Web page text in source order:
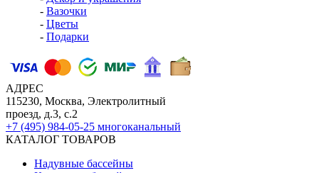
- Вазочки
- Цветы
- Подарки
АДРЕС
115230, Москва, Электролитный
проезд, д.3, с.2
+7 (495) 984-05-25 многоканальный
КАТАЛОГ ТОВАРОВ
Надувные бассейны